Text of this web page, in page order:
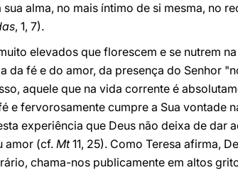
alma, no mais íntimo de si mesma, no
, 1, 7).
elevados que florescem e se nutrem
da fé e do amor, da presença do Senhor
aquele que na vida corrente é
e fervorosamente cumpre a Sua vontade
experiência que Deus não deixa de dar
amor (cf. Mt11, 25). Como Teresa afirma,
chama-nos publicamente em altos